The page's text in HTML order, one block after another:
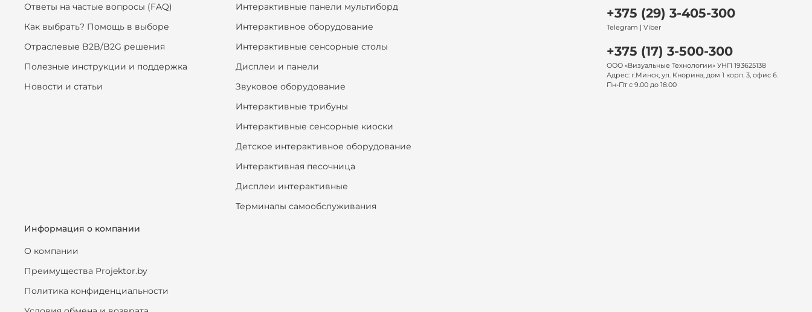
Ответы на частые вопросы (FAQ)
Как выбрать? Помощь в выборе
Отраслевые B2B/B2G решения
Полезные инструкции и поддержка
Новости и статьи
Интерактивные панели мультиборд
Интерактивное оборудование
Интерактивные сенсорные столы
Дисплеи и панели
Звуковое оборудование
Интерактивные трибуны
Интерактивные сенсорные киоски
Детское интерактивное оборудование
Интерактивная песочница
Дисплеи интерактивные
Терминалы самообслуживания
Информация о компании
О компании
Преимущества Projektor.by
Политика конфиденциальности
+375 (29) 3-405-300
Telegram | Viber
+375 (17) 3-500-300
ООО «Визуальные Технологии» УНП 193625138
Адрес: г.Минск, ул. Кнорина, дом 1 корп. 3, офис 6.
Пн-Пт с 9.00 до 18.00